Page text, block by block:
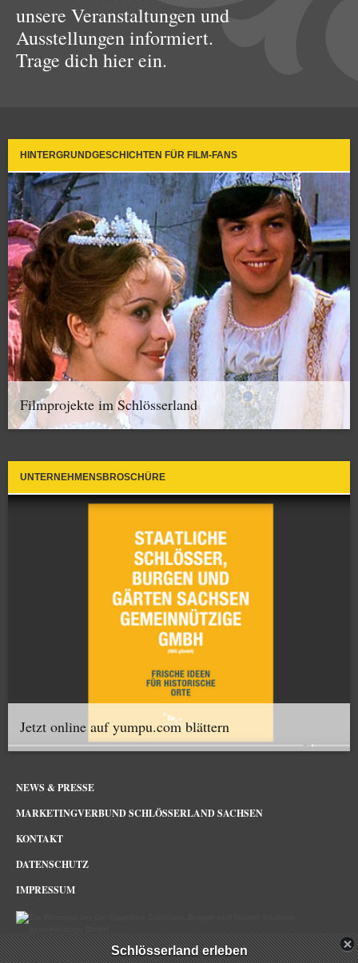
unsere Veranstaltungen und
Ausstellungen informiert.
Trage dich hier ein.
HINTERGRUNDGESCHICHTEN FÜR FILM-FANS
Filmprojekte im Schlösserland
UNTERNEHMENSBROSCHÜRE
Jetzt online auf yumpu.com blättern
NEWS & PRESSE
MARKETINGVERBUND SCHLÖSSERLAND SACHSEN
KONTAKT
DATENSCHUTZ
IMPRESSUM
Schlösserland erleben